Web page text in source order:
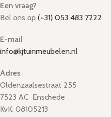
Een vraag?
Bel ons op (+31) 053 483 7222
E-mail
info@kjtuinmeubelen.nl
Adres
Oldenzaalsestraat 255
7523 AC Enschede
KvK: 08105213